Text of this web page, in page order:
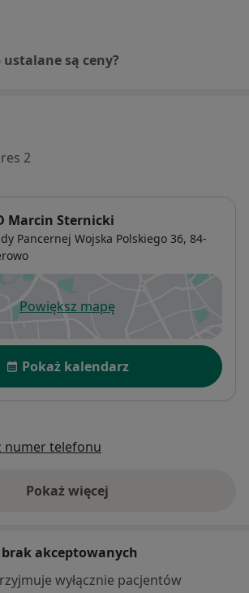
są ceny?
2
Marcin Sternicki
Pancernej Wojska Polskiego 36, 84-
Powiększ mapęotwiera się w nowej karcie
Pokaż kalendarz
numer telefonu
Pokaż więcej
o adresie
brak akceptowanych
wyłącznie pacjentów